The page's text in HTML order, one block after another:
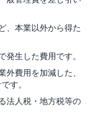
、本業以外から得た
生した費用です。
費用を加減した、
す。
法人税・地方税等の